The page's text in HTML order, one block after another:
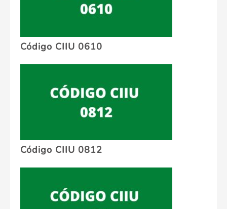
Código CIIU 0610
Código CIIU 0812